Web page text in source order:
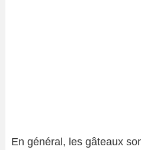
En général, les gâteaux